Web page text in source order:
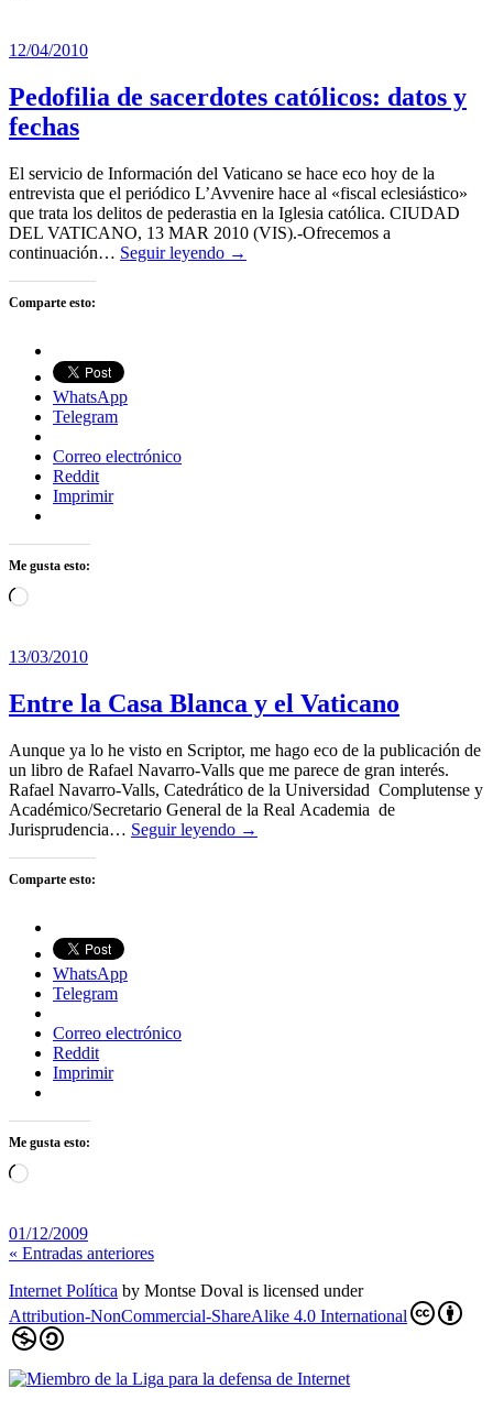
12/04/2010
Pedofilia de sacerdotes católicos: datos y
fechas
El servicio de Información del Vaticano se hace eco hoy de la
entrevista que el periódico L’Avvenire hace al «fiscal eclesiástico»
que trata los delitos de pederastia en la Iglesia católica. CIUDAD
DEL VATICANO, 13 MAR 2010 (VIS).-Ofrecemos a
continuación… Seguir leyendo →
Comparte esto:
WhatsApp
Telegram
Correo electrónico
Reddit
Imprimir
Me gusta esto:
Cargando...
13/03/2010
Entre la Casa Blanca y el Vaticano
Aunque ya lo he visto en Scriptor, me hago eco de la publicación de
un libro de Rafael Navarro-Valls que me parece de gran interés.
Rafael Navarro-Valls, Catedrático de la Universidad Complutense y
Académico/Secretario General de la Real Academia de
Jurisprudencia… Seguir leyendo →
Comparte esto:
WhatsApp
Telegram
Correo electrónico
Reddit
Imprimir
Me gusta esto:
Cargando...
01/12/2009
« Entradas anteriores
Internet Política by Montse Doval is licensed under
Attribution-NonCommercial-ShareAlike 4.0 International